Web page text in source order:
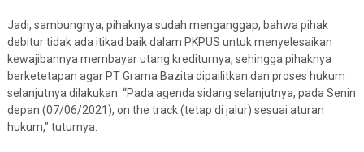
Jadi, sambungnya, pihaknya sudah menganggap, bahwa pihak
debitur tidak ada itikad baik dalam PKPUS untuk menyelesaikan
kewajibannya membayar utang krediturnya, sehingga pihaknya
berketetapan agar PT Grama Bazita dipailitkan dan proses hukum
selanjutnya dilakukan. “Pada agenda sidang selanjutnya, pada Senin
depan (07/06/2021), on the track (tetap di jalur) sesuai aturan
hukum,” tuturnya.